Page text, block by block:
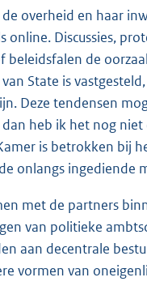
overheid en haar
online. Discussies,
beleidsfalen de
State is
Deze tendensen
heb ik het nog
is betrokken bij
onlangs ingediende
met de partners
van politieke
aan decentrale
vormen van